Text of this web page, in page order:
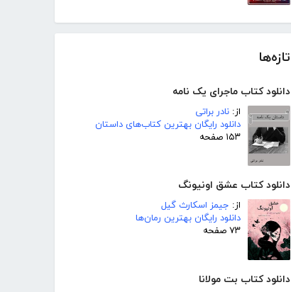
تازه‌ها
دانلود کتاب ماجرای یک نامه
از: نادر براتی
دانلود رایگان بهترین کتاب‌های داستان
۱۵۳ صفحه
دانلود کتاب عشق اونیونگ
از: جیمز اسکارث گیل
دانلود رایگان بهترین رمان‌ها
۷۳ صفحه
دانلود کتاب بت مولانا